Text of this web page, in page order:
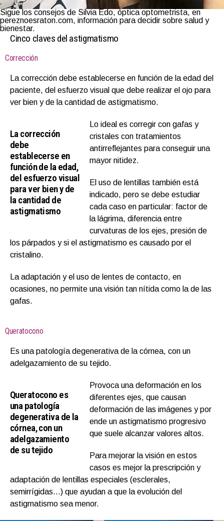
Sigue los consejos de Silvia Edo, óptica optometrista, en
pereznoesraton.com, información para decidir sobre salud y
bienestar.
Cinco claves del astigmatismo
Corrección
La corrección debe establecerse en función de la edad del
paciente, del esfuerzo visual que debe realizar el ojo para
ver bien y de la cantidad de astigmatismo.
La corrección
debe
establecerse en
función de la edad,
del esfuerzo visual
para ver bien y de
la cantidad de
astigmatismo
Lo ideal es corregir con gafas y
cristales con tratamientos
antirreflejantes para conseguir una
mayor nitidez.
El uso de lentillas también está
indicado, pero se debe estudiar
cada caso en particular: factor de
la lágrima, diferencia entre
curvaturas de los ejes, presión de
los párpados y si el astigmatismo es causado por el
cristalino.
La adaptación y el uso de lentes de contacto, en
ocasiones, no permite una visión tan nítida como la de las
gafas.
Queratocono
Es una patología degenerativa de la córnea, con un
adelgazamiento de su tejido.
Queratocono es
una patología
degenerativa de la
córnea, con un
adelgazamiento
de su tejido
Provoca una deformación en los
diferentes ejes, que causan
deformación de las imágenes y por
ende un astigmatismo progresivo
que suele alcanzar valores altos.
Para mejorar la visión en estos
casos es mejor la prescripción y
adaptación de lentillas especiales (esclerales,
semirrígidas…) que ayudan a que la evolución del
astigmatismo sea menor.